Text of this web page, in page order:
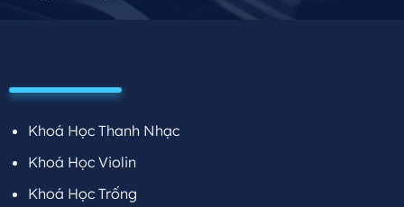
Khoá Học Thanh Nhạc
Khoá Học Violin
Khoá Học Trống